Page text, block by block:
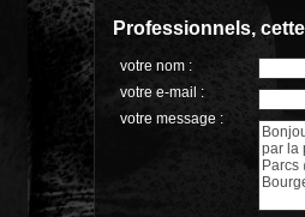
Professionnels,
votre nom :
votre e-mail :
votre message :